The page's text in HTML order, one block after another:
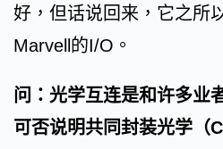
好，但话说回来，它之所
Marvell的I/O。
问：光学互连是和许多业
可否说明共同封装光学（